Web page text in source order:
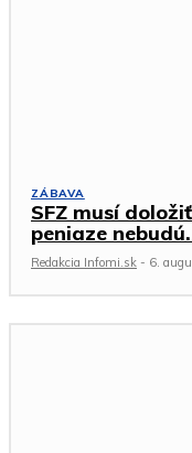
ZÁBAVA
SFZ musí
peniaze
Redakcia Infomi.sk - 6.